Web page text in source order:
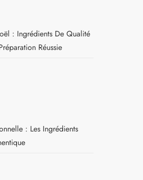
: Ingrédients De Qualité
Réussie
: Les Ingrédients